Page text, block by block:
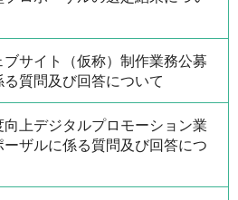
ブサイト（仮称）制作業務公募
質問及び回答について
向上デジタルプロモーション業
ザルに係る質問及び回答につ